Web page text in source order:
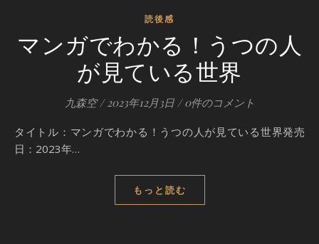
読後感
マンガでわかる！うつの人
が見ている世界
九森空 / 2023年12月3日 / 0件のコメント
タイトル：マンガでわかる！うつの人が見ている世界発売
日：2023年…
もっと読む